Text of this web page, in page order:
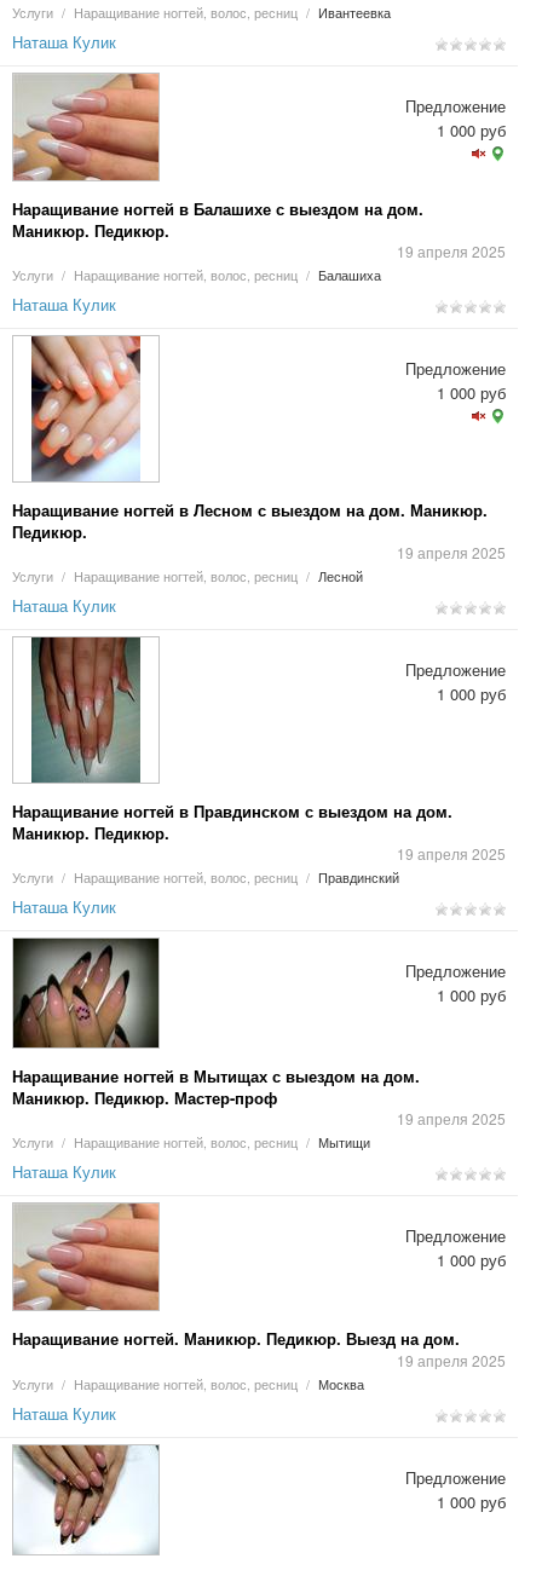
Услуги / Наращивание ногтей, волос, ресниц / Ивантеевка
Наташа Кулик
Наращивание ногтей в Балашихе с выездом на дом.
Маникюр. Педикюр.
19 апреля 2025
Услуги / Наращивание ногтей, волос, ресниц / Балашиха
Предложение
1 000 руб
Наташа Кулик
Наращивание ногтей в Лесном с выездом на дом. Маникюр.
Педикюр.
19 апреля 2025
Услуги / Наращивание ногтей, волос, ресниц / Лесной
Предложение
1 000 руб
Наташа Кулик
Наращивание ногтей в Правдинском с выездом на дом.
Маникюр. Педикюр.
19 апреля 2025
Услуги / Наращивание ногтей, волос, ресниц / Правдинский
Предложение
1 000 руб
Наташа Кулик
Наращивание ногтей в Мытищах с выездом на дом.
Маникюр. Педикюр. Мастер-проф
19 апреля 2025
Услуги / Наращивание ногтей, волос, ресниц / Мытищи
Предложение
1 000 руб
Наташа Кулик
Наращивание ногтей. Маникюр. Педикюр. Выезд на дом.
19 апреля 2025
Услуги / Наращивание ногтей, волос, ресниц / Москва
Предложение
1 000 руб
Наташа Кулик
Предложение
1 000 руб